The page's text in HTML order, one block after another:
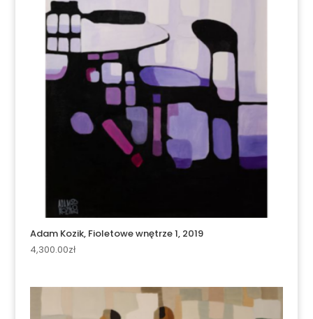
Adam Kozik, Fioletowe wnętrze 1, 2019
4,300.00zł